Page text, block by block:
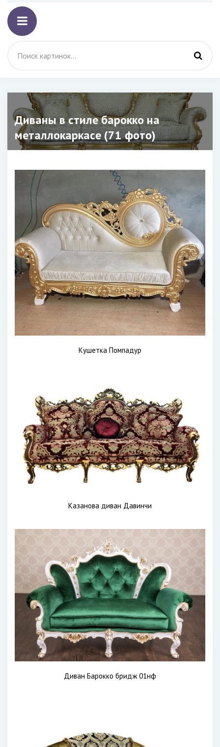
Диваны в стиле барокко на
металлокаркасе (71 фото)
Кушетка Помпадур
Казанова диван Давинчи
Диван Барокко бридж 01нф